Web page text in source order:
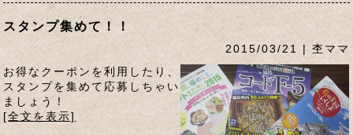
スタンプ集めて！！
2015/03/21 | 杢ママ
お得なクーポンを利用したり、
スタンプを集めて応募しちゃい
ましょう！
[全文を表示]